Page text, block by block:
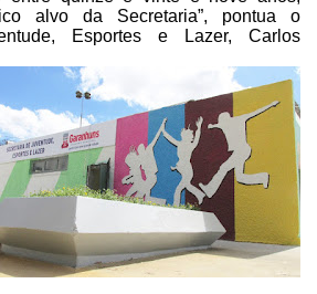
alvo da Secretaria”, pontua o
Esportes e Lazer, Carlos